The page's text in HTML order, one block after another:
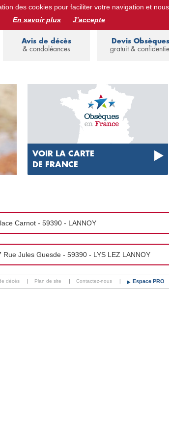
assurance obsèques, avis de décès, annuaire de
Avis de décès
& condoléances
Devis Obsèques
gratuit & confidentiel
VOIR LA CARTE
DE FRANCE
Carnot - 59390 - LANNOY
Rue Jules Guesde - 59390 - LYS LEZ LANNOY
décès | Plan de site | Contactez-nous | Espace PRO
des cookies pour faciliter votre navigation et
En savoir plus
J’accepte